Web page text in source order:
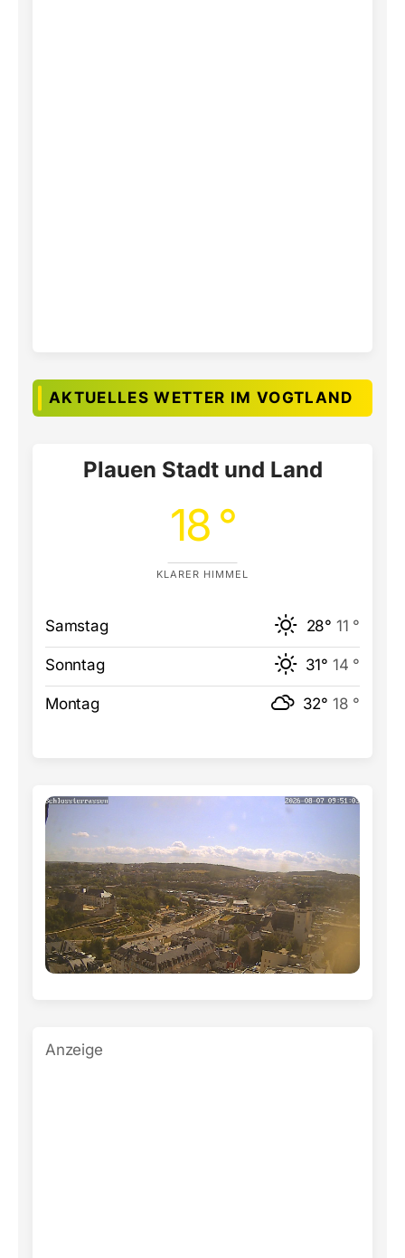
AKTUELLES WETTER IM VOGTLAND
Plauen Stadt und Land
18 °
KLARER HIMMEL
Samstag 28° 11 °
Sonntag 31° 14 °
Montag 32° 18 °
Anzeige